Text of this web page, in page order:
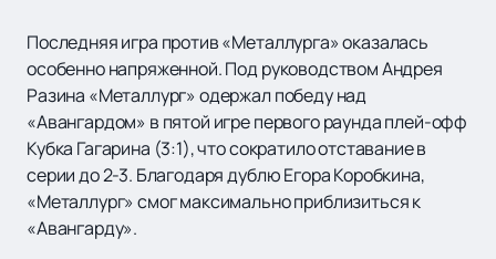
Последняя игра против «Металлурга» оказалась
особенно напряженной. Под руководством Андрея
Разина «Металлург» одержал победу над
«Авангардом» в пятой игре первого раунда плей-офф
Кубка Гагарина (3:1), что сократило отставание в
серии до 2-3. Благодаря дублю Егора Коробкина,
«Металлург» смог максимально приблизиться к
«Авангарду».